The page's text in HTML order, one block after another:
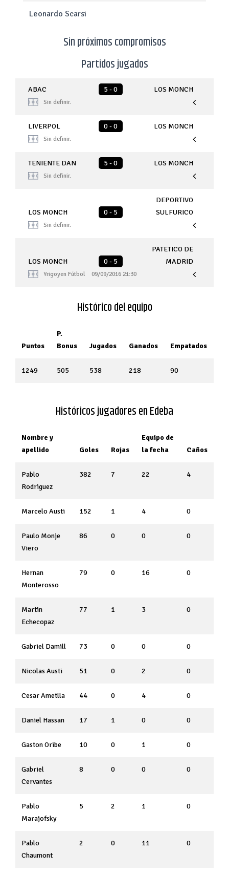
Leonardo Scarsi
Sin próximos compromisos
Partidos jugados
ABAC 5 - 0 LOS MONCH
Sin definir.
LIVERPOL 0 - 0 LOS MONCH
Sin definir.
TENIENTE DAN 5 - 0 LOS MONCH
Sin definir.
LOS MONCH 0 - 5
DEPORTIVO
SULFURICO
Sin definir.
LOS MONCH 0 - 5
PATETICO DE
MADRID
Yrigoyen Fútbol 09/09/2016 21:30
Histórico del equipo
Puntos
P.
Bonus
Jugados Ganados Empatados
1249 505 538 218 90
Históricos jugadores en Edeba
Nombre y
apellido
Goles Rojas
Equipo de
la fecha
Caños
Pablo
Rodriguez
382 7 22 4
Marcelo Austi 152 1 4 0
Paulo Monje
Viero
86 0 0 0
Hernan
Monterosso
79 0 16 0
Martin
Echecopaz
77 1 3 0
Gabriel Damill 73 0 0 0
Nicolas Austi 51 0 2 0
Cesar Ametlla 44 0 4 0
Daniel Hassan 17 1 0 0
Gaston Oribe 10 0 1 0
Gabriel
Cervantes
8 0 0 0
Pablo
Marajofsky
5 2 1 0
Pablo
Chaumont
2 0 11 0